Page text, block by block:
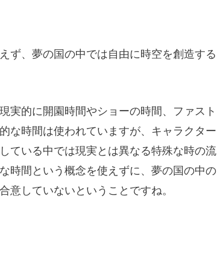
ず、夢の国の中では自由に時空を創造する
実的に開園時間やショーの時間、ファスト
な時間は使われていますが、キャラクター
ている中では現実とは異なる特殊な時の流
時間という概念を使えずに、夢の国の中の
意していないということですね。